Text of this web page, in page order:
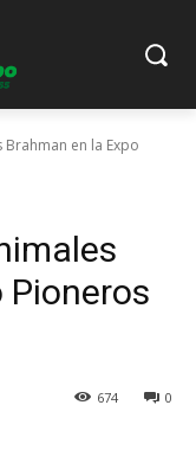
en la Expo
Pioneros
0
674